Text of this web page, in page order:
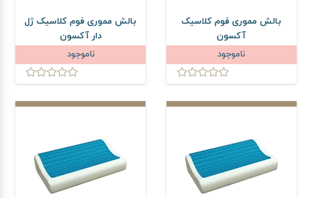
بالش مموری فوم کلاسیک
آکسون
ناموجود
بالش مموری فوم کلاسیک ژل
دار آکسون
ناموجود